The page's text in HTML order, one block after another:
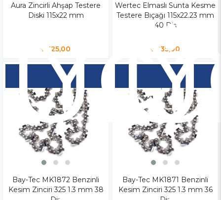
Aura Zincirli Ahşap Testere
Diski 115x22 mm
₺325,00
Wertec Elmaslı Sunta Kesme
Testere Bıçağı 115x22.23 mm
40 Diş
₺235,00
Bay-Tec MK1872 Benzinli
Kesim Zinciri 325 1.3 mm 38
Bay-Tec MK1871 Benzinli
Kesim Zinciri 325 1.3 mm 36